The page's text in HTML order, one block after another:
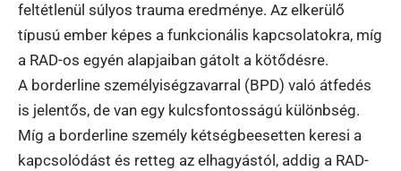
feltétlenül súlyos trauma eredménye. Az elkerülő
típusú ember képes a funkcionális kapcsolatokra, míg
a RAD-os egyén alapjaiban gátolt a kötődésre.
A borderline személyiségzavarral (BPD) való átfedés
is jelentős, de van egy kulcsfontosságú különbség.
Míg a borderline személy kétségbeesetten keresi a
kapcsolódást és retteg az elhagyástól, addig a RAD-